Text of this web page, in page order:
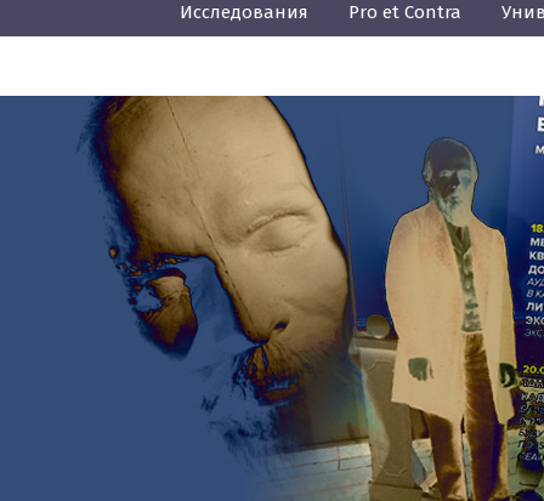
Исследования Pro et Contra